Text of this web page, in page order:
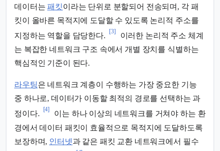
데이터는패킷이라는 단위로 분할되어 전송되며, 각 패
킷이 올바른 목적지에 도달할 수 있도록 논리적 주소를
지정하는 역할을 담당한다.
[3]
이러한 논리적 주소 체계
는 복잡한 네트워크 구조 속에서 개별 장치를 식별하는
핵심적인 기준이 된다.
라우팅은 네트워크 계층이 수행하는 가장 중요한 기능
중 하나로, 데이터가 이동할 최적의 경로를 선택하는 과
정이다.
[4]
이는 하나 이상의 네트워크를 거쳐야 하는 환
경에서 데이터 패킷이 효율적으로 목적지에 도달하도록
보장하며, 인터넷과 같은 패킷 교환 네트워크에서 필수